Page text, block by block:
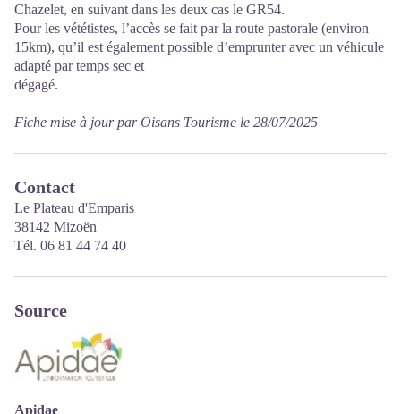
Chazelet, en suivant dans les deux cas le GR54.
Pour les vététistes, l’accès se fait par la route pastorale (environ
15km), qu’il est également possible d’emprunter avec un véhicule
adapté par temps sec et
dégagé.
Fiche mise à jour par Oisans Tourisme le 28/07/2025
Contact
Le Plateau d'Emparis
38142 Mizoën
Tél. 06 81 44 74 40
Source
Apidae